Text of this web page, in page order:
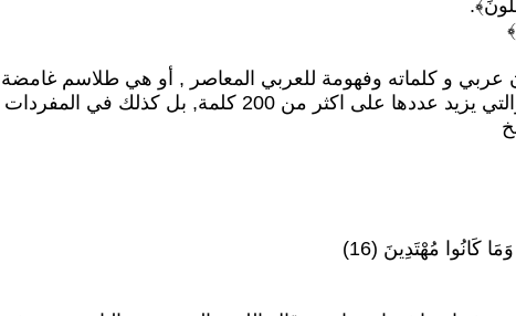
و كلماته وفهومة للعربي المعاصر , أو هي طلاسم غامضة
المشكلة في القران , هي ليس فقط الكلمات الاعجمية